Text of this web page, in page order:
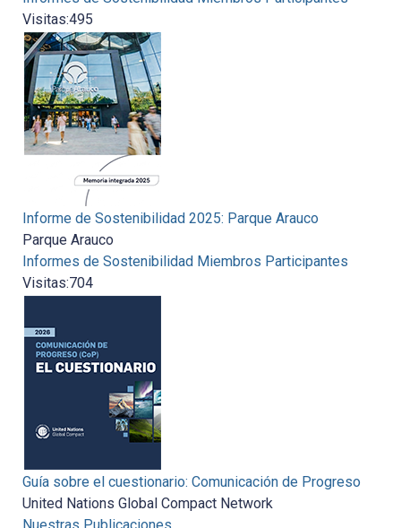
Visitas:495
Informe de Sostenibilidad 2025: Parque Arauco
Parque Arauco
Informes de Sostenibilidad Miembros Participantes
Visitas:704
Guía sobre el cuestionario: Comunicación de Progreso
United Nations Global Compact Network